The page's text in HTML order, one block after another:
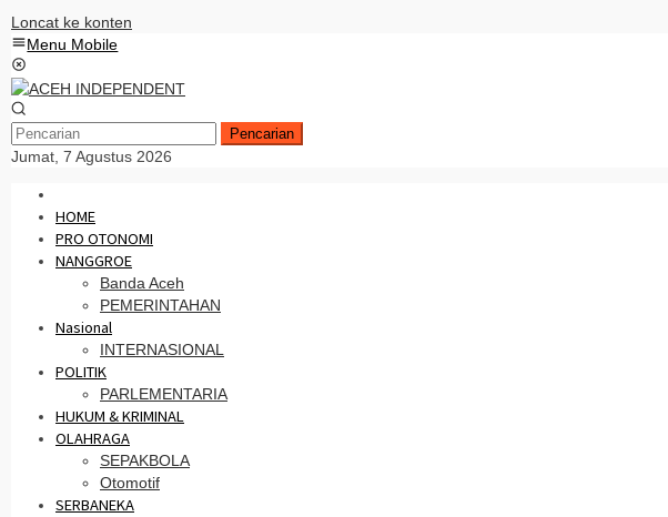
Loncat ke konten
Menu Mobile
Pencarian
Jumat, 7 Agustus 2026
HOME
PRO OTONOMI
NANGGROE
Banda Aceh
PEMERINTAHAN
Nasional
INTERNASIONAL
POLITIK
PARLEMENTARIA
HUKUM & KRIMINAL
OLAHRAGA
SEPAKBOLA
Otomotif
SERBANEKA